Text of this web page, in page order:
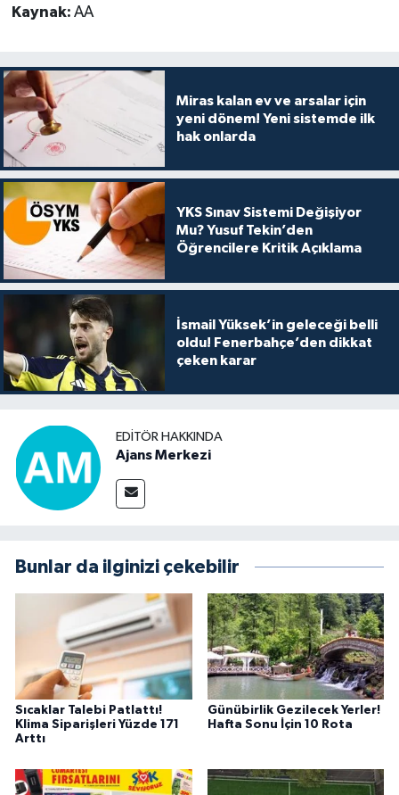
Kaynak: AA
Miras kalan ev ve arsalar için
yeni dönem! Yeni sistemde ilk
hak onlarda
YKS Sınav Sistemi Değişiyor
Mu? Yusuf Tekin’den
Öğrencilere Kritik Açıklama
İsmail Yüksek’in geleceği belli
oldu! Fenerbahçe’den dikkat
çeken karar
EDITÖR HAKKINDA
Ajans Merkezi
Bunlar da ilginizi çekebilir
Sıcaklar Talebi Patlattı!
Klima Siparişleri Yüzde 171
Arttı
Günübirlik Gezilecek Yerler!
Hafta Sonu İçin 10 Rota